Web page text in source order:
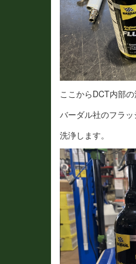
ここからDCT内部の
バーダル社のフラ
洗浄します。